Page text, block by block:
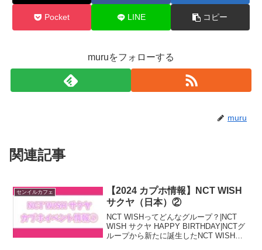
Pocket LINE コピー
muruをフォローする
muru
関連記事
センイルカフェ
【2024 カプホ情報】NCT WISH
サクヤ（日本）②
NCT WISHってどんなグループ？|NCT
WISH サクヤ HAPPY BIRTHDAY|NCTグ
ループから新たに誕生したNCT WISH。